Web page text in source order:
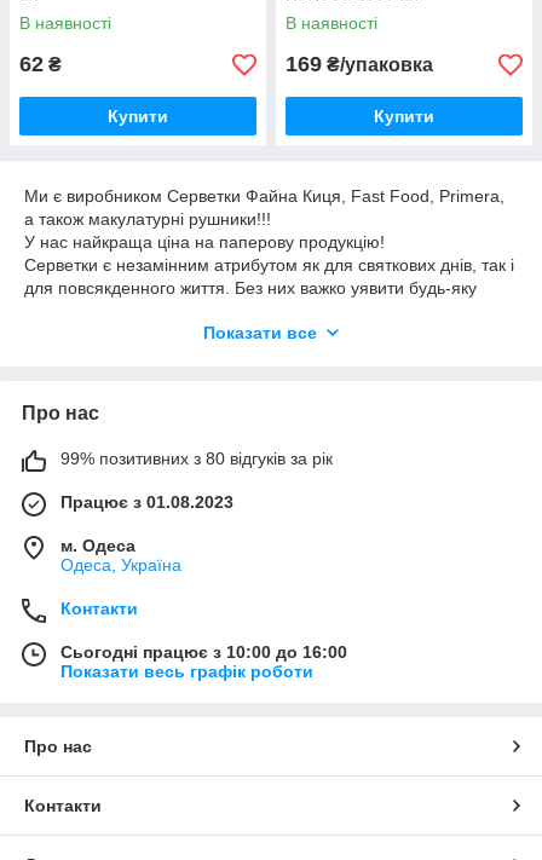
В наявності
62 ₴
Купити
В наявності
169 ₴/упаковка
Купити
Ми є виробником Серветки Файна Киця, Fast Food, Primera,
а також макулатурні рушники!!!
У нас найкраща ціна на паперову продукцію!
Серветки є незамінним атрибутом як для святкових днів, так і
для повсякденного життя. Без них важко уявити будь-яку
використовують на кожному кроці, починаючи з сервірування
харчування, кафе, пікніків)
Показати все
Про нас
99% позитивних з 80 відгуків за рік
Працює з 01.08.2023
м. Одеса
Одеса, Україна
Контакти
Сьогодні працює з 10:00 до 16:00
Показати весь графік роботи
Про нас
Контакти